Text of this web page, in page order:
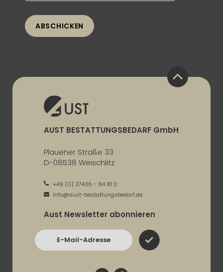
AUST BESTATTUNGSBEDARF GmbH
Plauener Straße 33
D-08538 Weischlitz
+49 (0) 37436 - 84 81 0
info@aust-bestattungsbedarf.de
Aust Newsletter abonnieren
E-Mail-Adresse